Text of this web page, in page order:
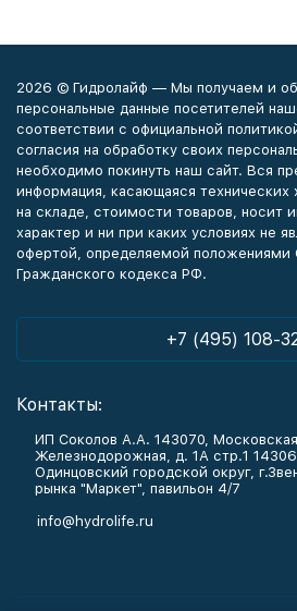
2026 © Гидролайф — Мы получаем и
персональные данные посетителей
соответствии с официальной
согласия на обработку своих
необходимо покинуть наш сайт. Вся
информация, касающаяся технических
на складе, стоимости товаров, носит
характер и ни при каких условиях не
офертой, определяемой положениями
Гражданского кодекса РФ.
+7 (495) 108-
Контакты:
ИП Соколов А.А. 143070, Московская
Железнодорожная, д. 1А стр.1
Одинцовский городской округ,
рынка "Маркет", павильон 4/7
info@hydrolife.ru